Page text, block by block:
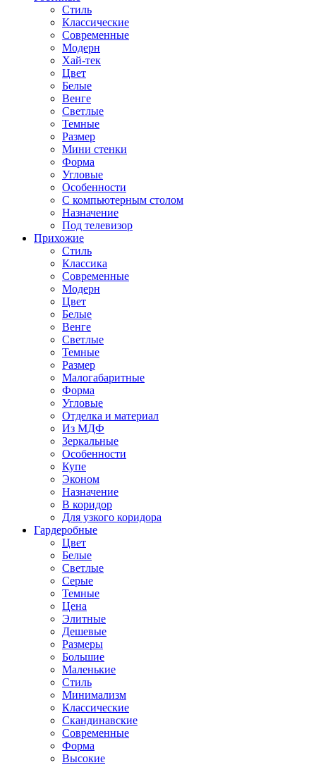
Стиль
Классические
Современные
Модерн
Хай-тек
Цвет
Белые
Венге
Светлые
Темные
Размер
Мини стенки
Форма
Угловые
Особенности
С компьютерным столом
Назначение
Под телевизор
Прихожие
Стиль
Классика
Современные
Модерн
Цвет
Белые
Венге
Светлые
Темные
Размер
Малогабаритные
Форма
Угловые
Отделка и материал
Из МДФ
Зеркальные
Особенности
Купе
Эконом
Назначение
В коридор
Для узкого коридора
Гардеробные
Цвет
Белые
Светлые
Серые
Темные
Цена
Элитные
Дешевые
Размеры
Большие
Маленькие
Стиль
Минимализм
Классические
Скандинавские
Современные
Форма
Высокие